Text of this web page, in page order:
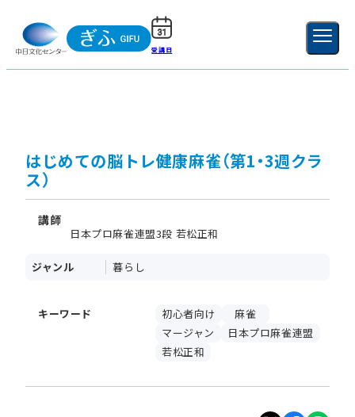
受講日 新規登録
はじめての脳トレ健康麻雀（第1・3週クラ
ス）
講師
日本プロ麻雀連盟3段 若松正和
ジャンル 暮らし
キーワード 初心者向け
麻雀
マージャン
日本プロ麻雀連盟
若松正和